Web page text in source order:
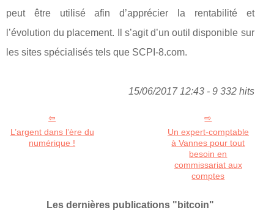
peut être utilisé afin d’apprécier la rentabilité et
l’évolution du placement. Il s’agit d’un outil disponible sur
les sites spécialisés tels que SCPI-8.com.
15/06/2017 12:43 - 9 332 hits
L’argent dans l’ère du
numérique !
Un expert-comptable
à Vannes pour tout
besoin en
commissariat aux
comptes
Les dernières publications "bitcoin"